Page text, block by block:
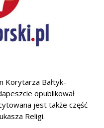
Korytarza Bałtyk-
opublikował
jest także część
Religi.